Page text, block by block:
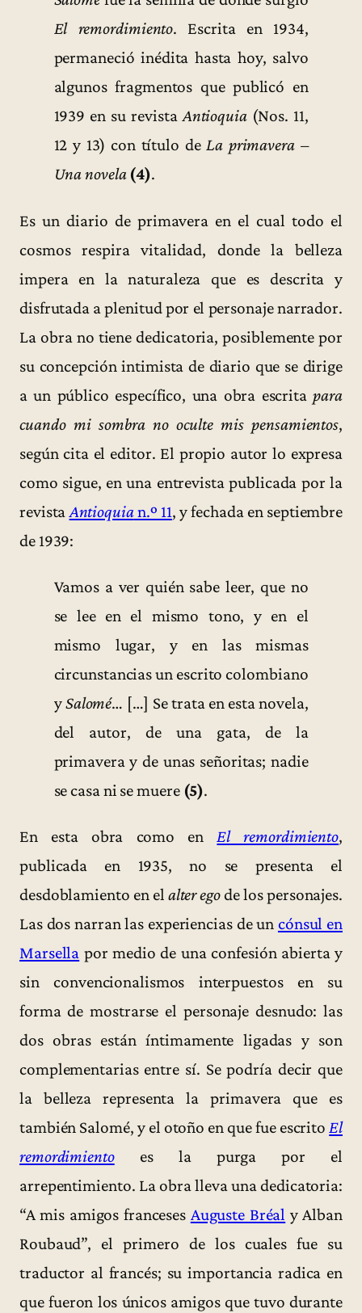
El remordimiento. Escrita en 1934,
permaneció inédita hasta hoy, salvo
algunos fragmentos que publicó en
1939 en su revistaAntioquia(Nos. 11,
12 y 13) con título deLa primavera –
Una novela (4).
Es un diario de primavera en el cual todo el
cosmos respira vitalidad, donde la belleza
impera en la naturaleza que es descrita y
disfrutada a plenitud por el personaje narrador.
La obra no tiene dedicatoria, posiblemente por
su concepción intimista de diario que se dirige
a un público específico, una obra escritapara
cuando mi sombra no oculte mis pensamientos,
según cita el editor. El propio autor lo expresa
como sigue, en una entrevista publicada por la
revista Antioquian.º 11, y fechada en septiembre
de 1939:
Vamos a ver quién sabe leer, que no
se lee en el mismo tono, y en el
mismo lugar, y en las mismas
circunstancias un escrito colombiano
ySalomé… […] Se trata en esta novela,
del autor, de una gata, de la
primavera y de unas señoritas; nadie
se casa ni se muere (5).
En esta obra como enEl remordimiento,
publicada en 1935, no se presenta el
desdoblamiento en el alter egode los personajes.
Las dos narran las experiencias de un cónsul en
Marsella por medio de una confesión abierta y
sin convencionalismos interpuestos en su
forma de mostrarse el personaje desnudo: las
dos obras están íntimamente ligadas y son
complementarias entre sí. Se podría decir que
la belleza representa la primavera que es
también Salomé, y el otoño en que fue escritoEl
remordimientoes la purga por el
arrepentimiento. La obra lleva una dedicatoria:
“A mis amigos franceses Auguste Bréal y Alban
Roubaud”, el primero de los cuales fue su
traductor al francés; su importancia radica en
que fueron los únicos amigos que tuvo durante